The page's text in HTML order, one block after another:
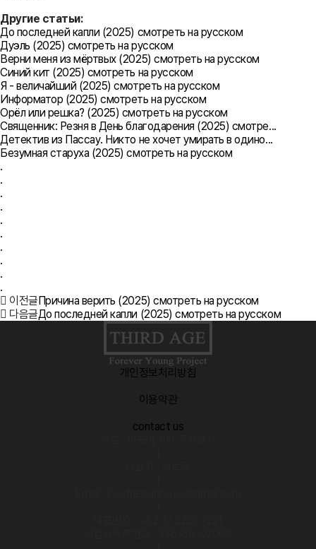
Другие статьи:
До последней капли (2025) смотреть на русском
Дуэль (2025) смотреть на русском
Верни меня из мёртвых (2025) смотреть на русском
Синий кит (2025) смотреть на русском
Я - величайший (2025) смотреть на русском
Информатор (2025) смотреть на русском
Орёл или решка? (2025) смотреть на русском
Священник: Резня в День благодарения (2025) смотре...
Детектив из Пассау. Никто не хочет умирать в одино...
Безумная старуха (2025) смотреть на русском
.
.
.
.
.
.
.
.
.
.
이전글Причина верить (2025) смотреть на русском
다음글До последней капли (2025) смотреть на русском
개인정보처리방침
이용약관
contact us